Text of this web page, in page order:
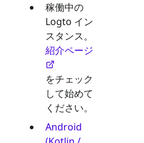
稼働中の
Logto イン
スタンス。
紹介ページ
をチェック
して始めて
ください。
Android